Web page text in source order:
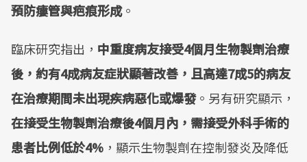
預防瘻管與疤痕形成。
臨床研究指出， 中重度病友接受4個月生物製劑治療
後，約有4成病友症狀顯著改善，且高達7成5的病友
在治療期間未出現疾病惡化或爆發。另有研究顯示，
在接受生物製劑治療後4個月內，需接受外科手術的
患者比例低於4% ，顯示生物製劑在控制發炎及降低